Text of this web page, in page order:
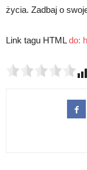
życia. Zadbaj o
Link tagu HTMLdo: